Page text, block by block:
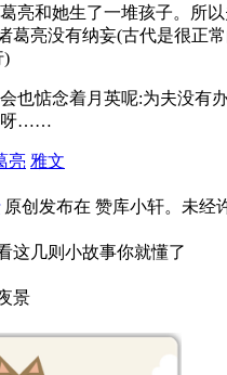
亮和她生了一堆孩子。所
葛亮没有纳妄(古代是很正
)
也惦念着月英呢:为夫没有
呀……
亮 雅文
原创发布在 赞库小轩。未经
这几则小故事你就懂了
景